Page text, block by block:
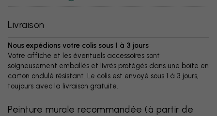
Livraison
Nous expédions votre colis sous 1 à 3 jours
Votre affiche et les éventuels accessoires sont
soigneusement emballés et livrés protégés dans une boîte en
carton ondulé résistant. Le colis est envoyé sous 1 à 3 jours,
toujours avec la livraison gratuite.
Peinture murale recommandée (à partir de